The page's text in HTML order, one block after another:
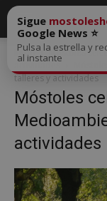
Inicio
Móstoles
actividades
talleres y actividades
Móstoles
actividades
Sigue
Google News ⭐
Pulsa la estrella y
al instante